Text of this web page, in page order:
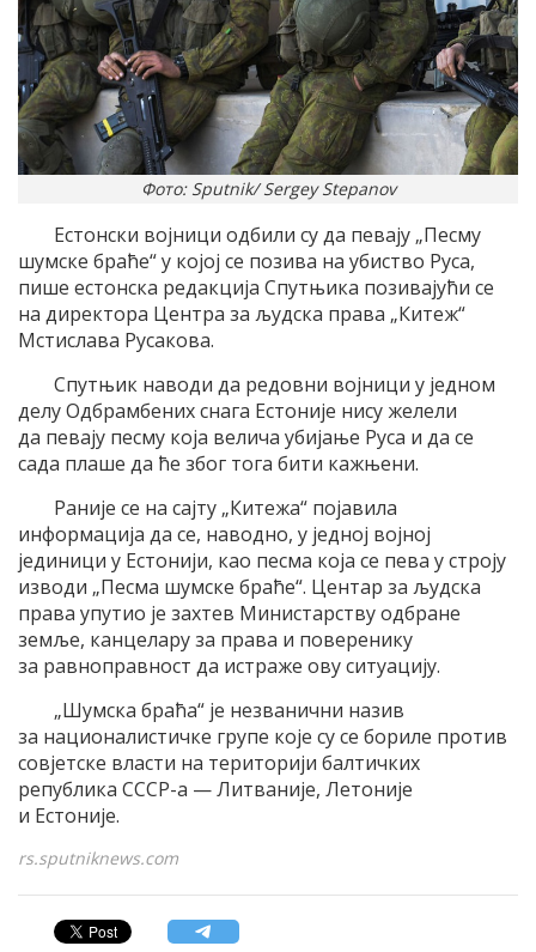
Фото: Sputnik/ Sergey Stepanov
Естонски војници одбили су да певају „Песму
шумске браће“ у којој се позива на убиство Руса,
пише естонска редакција Спутњика позивајући се
на директора Центра за људска права „Китеж“
Мстислава Русакова.
Спутњик наводи да редовни војници у једном
делу Одбрамбених снага Естоније нису желели
да певају песму која велича убијање Руса и да се
сада плаше да ће због тога бити кажњени.
Раније се на сајту „Китежа“ појавила
информација да се, наводно, у једној војној
јединици у Естонији, као песма која се пева у строју
изводи „Песма шумске браће“. Центар за људска
права упутио је захтев Министарству одбране
земље, канцелару за права и поверенику
за равноправност да истраже ову ситуацију.
„Шумска браћа“ је незванични назив
за националистичке групе које су се бориле против
совјетске власти на територији балтичких
република СССР-а — Литваније, Летоније
и Естоније.
rs.sputniknews.com